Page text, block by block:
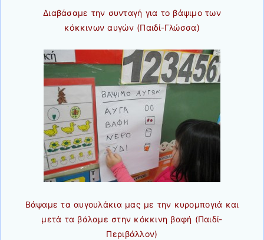
Διαβάσαμε την συνταγή για το βάψιμο των
κόκκινων αυγών (Παιδί-Γλώσσα)
Βάψαμε τα αυγουλάκια μας με την κυρομπογιά και
μετά τα βάλαμε στην κόκκινη βαφή (Παιδί-
Περιβάλλον)